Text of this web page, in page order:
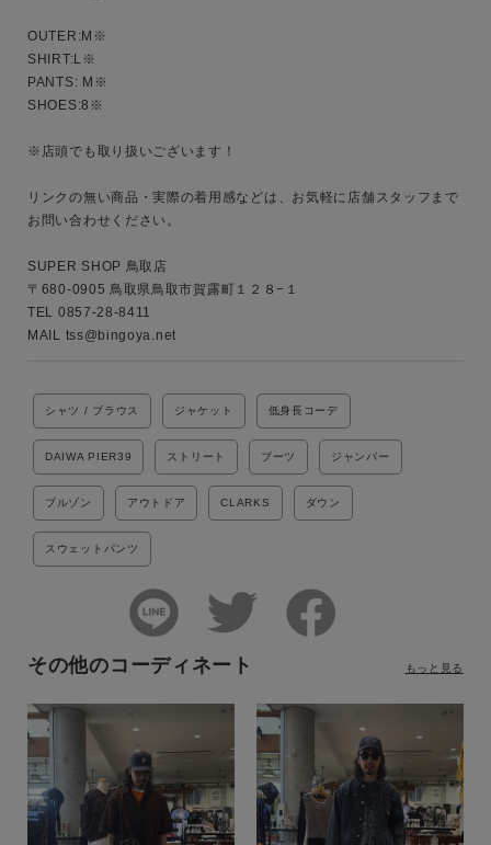
OUTER:M※
SHIRT:L※
PANTS: M※
SHOES:8※
※店頭でも取り扱いございます！
リンクの無い商品・実際の着用感などは、お気軽に店舗スタッフまで
お問い合わせください。
SUPER SHOP 鳥取店
〒680-0905 鳥取県鳥取市賀露町１２８−１
TEL 0857-28-8411
MAIL tss@bingoya.net
シャツ / ブラウス ジャケット 低身長コーデ
DAIWA PIER39 ストリート ブーツ ジャンパー
ブルゾン アウトドア CLARKS ダウン
スウェットパンツ
その他のコーディネート もっと見る